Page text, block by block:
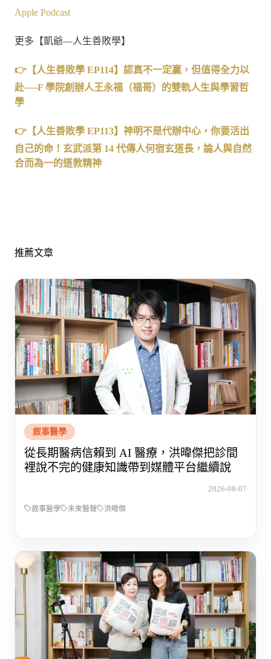
Apple Podcast
更多【凱爺—人生善敗學】
👉 【人生善敗學 EP114】認真不一定贏，但值得全力以
赴──F 學院創辦人王永福（福哥）的雙軌人生與學習哲
學
👉【人生善敗學 EP113】神明不是代辦中心，你要活出
自己的命！玄武派第 14 代傳人何宿玄道長，論人與自然
合而為一的道教精神
推薦文章
敘事醫學
從長期醫病信賴到 AI 醫療，洪暐傑把診間
裡說不完的健康知識帶到媒體平台繼續說
2026-08-07
敘事醫學 未來醫聲 洪暐傑